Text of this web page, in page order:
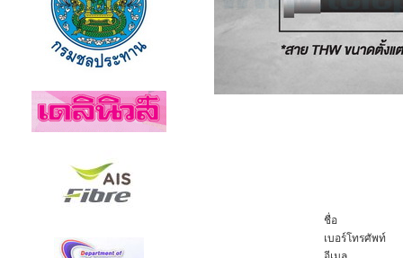
ชื่อ
เบอร์โทรศัพท์